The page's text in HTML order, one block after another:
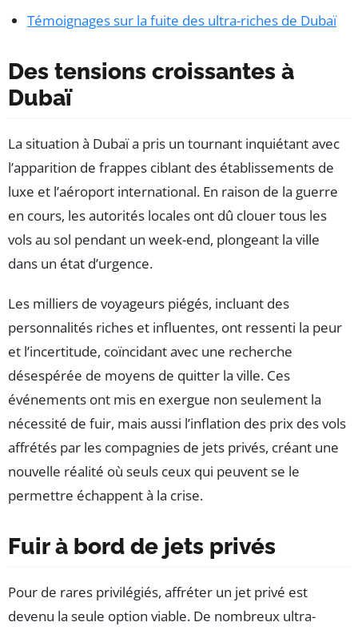
Témoignages sur la fuite des ultra-riches de Dubaï
Des tensions croissantes à
Dubaï
La situation à Dubaï a pris un tournant inquiétant avec
l’apparition de frappes ciblant des établissements de
luxe et l’aéroport international. En raison de la guerre
en cours, les autorités locales ont dû clouer tous les
vols au sol pendant un week-end, plongeant la ville
dans un état d’urgence.
Les milliers de voyageurs piégés, incluant des
personnalités riches et influentes, ont ressenti la peur
et l’incertitude, coïncidant avec une recherche
désespérée de moyens de quitter la ville. Ces
événements ont mis en exergue non seulement la
nécessité de fuir, mais aussi l’inflation des prix des vols
affrétés par les compagnies de jets privés, créant une
nouvelle réalité où seuls ceux qui peuvent se le
permettre échappent à la crise.
Fuir à bord de jets privés
Pour de rares privilégiés, affréter un jet privé est
devenu la seule option viable. De nombreux ultra-